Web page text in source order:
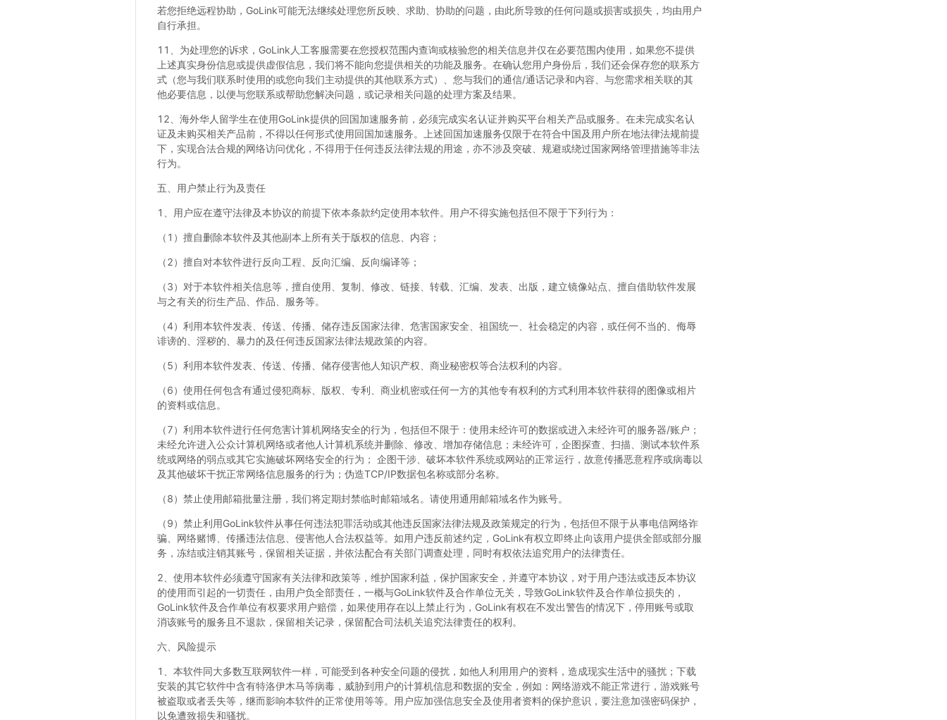
若您拒绝远程协助，GoLink可能无法继续处理您所反映、求助、协助的问题，由此所导致的任何问题或损害或损失，均由用户
自行承担。
11、为处理您的诉求，GoLink人工客服需要在您授权范围内查询或核验您的相关信息并仅在必要范围内使用，如果您不提供
上述真实身份信息或提供虚假信息，我们将不能向您提供相关的功能及服务。在确认您用户身份后，我们还会保存您的联系方
式（您与我们联系时使用的或您向我们主动提供的其他联系方式）、您与我们的通信/通话记录和内容、与您需求相关联的其
他必要信息，以便与您联系或帮助您解决问题，或记录相关问题的处理方案及结果。
12、海外华人留学生在使用GoLink提供的回国加速服务前，必须完成实名认证并购买平台相关产品或服务。在未完成实名认
证及未购买相关产品前，不得以任何形式使用回国加速服务。上述回国加速服务仅限于在符合中国及用户所在地法律法规前提
下，实现合法合规的网络访问优化，不得用于任何违反法律法规的用途，亦不涉及突破、规避或绕过国家网络管理措施等非法
行为。
五、用户禁止行为及责任
1、用户应在遵守法律及本协议的前提下依本条款约定使用本软件。用户不得实施包括但不限于下列行为：
（1）擅自删除本软件及其他副本上所有关于版权的信息、内容；
（2）擅自对本软件进行反向工程、反向汇编、反向编译等；
（3）对于本软件相关信息等，擅自使用、复制、修改、链接、转载、汇编、发表、出版，建立镜像站点、擅自借助软件发展
与之有关的衍生产品、作品、服务等。
（4）利用本软件发表、传送、传播、储存违反国家法律、危害国家安全、祖国统一、社会稳定的内容，或任何不当的、侮辱
诽谤的、淫秽的、暴力的及任何违反国家法律法规政策的内容。
（5）利用本软件发表、传送、传播、储存侵害他人知识产权、商业秘密权等合法权利的内容。
（6）使用任何包含有通过侵犯商标、版权、专利、商业机密或任何一方的其他专有权利的方式利用本软件获得的图像或相片
的资料或信息。
（7）利用本软件进行任何危害计算机网络安全的行为，包括但不限于：使用未经许可的数据或进入未经许可的服务器/账户；
未经允许进入公众计算机网络或者他人计算机系统并删除、修改、增加存储信息；未经许可，企图探查、扫描、测试本软件系
统或网络的弱点或其它实施破坏网络安全的行为； 企图干涉、破坏本软件系统或网站的正常运行，故意传播恶意程序或病毒以
及其他破坏干扰正常网络信息服务的行为；伪造TCP/IP数据包名称或部分名称。
（8）禁止使用邮箱批量注册，我们将定期封禁临时邮箱域名。请使用通用邮箱域名作为账号。
（9）禁止利用GoLink软件从事任何违法犯罪活动或其他违反国家法律法规及政策规定的行为，包括但不限于从事电信网络诈
骗、网络赌博、传播违法信息、侵害他人合法权益等。如用户违反前述约定，GoLink有权立即终止向该用户提供全部或部分服
务，冻结或注销其账号，保留相关证据，并依法配合有关部门调查处理，同时有权依法追究用户的法律责任。
2、使用本软件必须遵守国家有关法律和政策等，维护国家利益，保护国家安全，并遵守本协议，对于用户违法或违反本协议
的使用而引起的一切责任，由用户负全部责任，一概与GoLink软件及合作单位无关，导致GoLink软件及合作单位损失的，
GoLink软件及合作单位有权要求用户赔偿，如果使用存在以上禁止行为，GoLink有权在不发出警告的情况下，停用账号或取
消该账号的服务且不退款，保留相关记录，保留配合司法机关追究法律责任的权利。
六、风险提示
1、本软件同大多数互联网软件一样，可能受到各种安全问题的侵扰，如他人利用用户的资料，造成现实生活中的骚扰；下载
安装的其它软件中含有特洛伊木马等病毒，威胁到用户的计算机信息和数据的安全，例如：网络游戏不能正常进行，游戏账号
被盗取或者丢失等，继而影响本软件的正常使用等等。用户应加强信息安全及使用者资料的保护意识，要注意加强密码保护，
以免遭致损失和骚扰。